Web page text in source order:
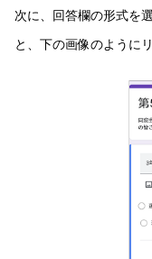
次に、回答欄の形式を
と、下の画像のように